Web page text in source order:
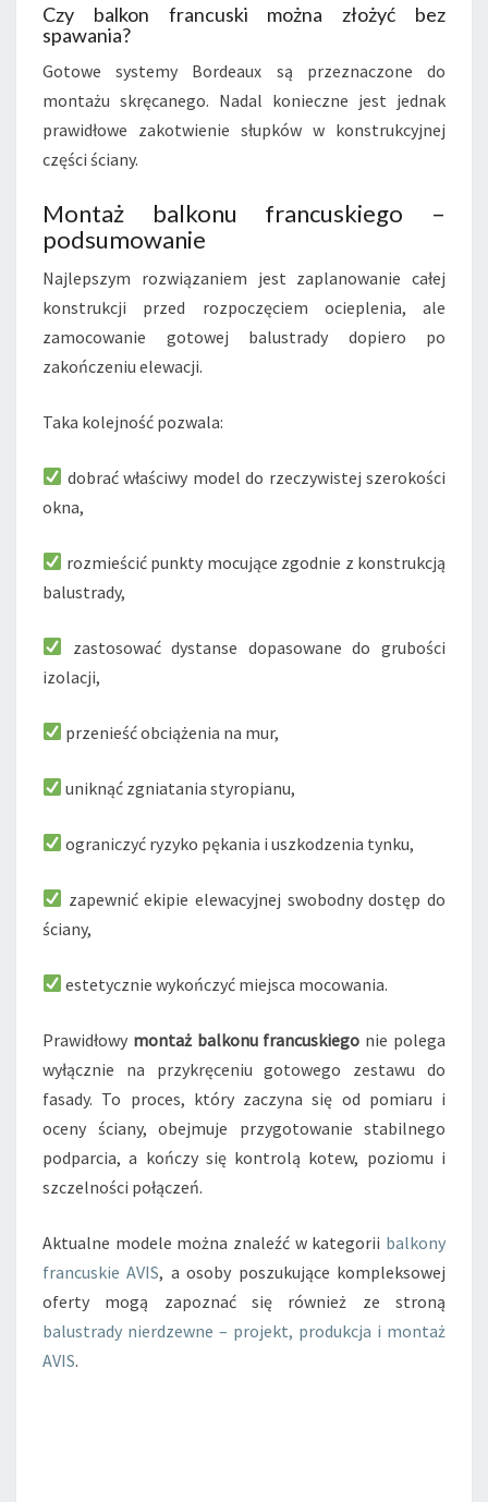
Czy balkon francuski można złożyć bez
spawania?
Gotowe systemy Bordeaux są przeznaczone do
montażu skręcanego. Nadal konieczne jest jednak
prawidłowe zakotwienie słupków w konstrukcyjnej
części ściany.
Montaż balkonu francuskiego –
podsumowanie
Najlepszym rozwiązaniem jest zaplanowanie całej
konstrukcji przed rozpoczęciem ocieplenia, ale
zamocowanie gotowej balustrady dopiero po
zakończeniu elewacji.
Taka kolejność pozwala:
dobrać właściwy model do rzeczywistej szerokości
okna,
rozmieścić punkty mocujące zgodnie z konstrukcją
balustrady,
zastosować dystanse dopasowane do grubości
izolacji,
przenieść obciążenia na mur,
uniknąć zgniatania styropianu,
ograniczyć ryzyko pękania i uszkodzenia tynku,
zapewnić ekipie elewacyjnej swobodny dostęp do
ściany,
estetycznie wykończyć miejsca mocowania.
Prawidłowy montaż balkonu francuskiego nie polega
wyłącznie na przykręceniu gotowego zestawu do
fasady. To proces, który zaczyna się od pomiaru i
oceny ściany, obejmuje przygotowanie stabilnego
podparcia, a kończy się kontrolą kotew, poziomu i
szczelności połączeń.
Aktualne modele można znaleźć w kategorii balkony
francuskie AVIS, a osoby poszukujące kompleksowej
oferty mogą zapoznać się również ze stroną
balustrady nierdzewne – projekt, produkcja i montaż
AVIS.